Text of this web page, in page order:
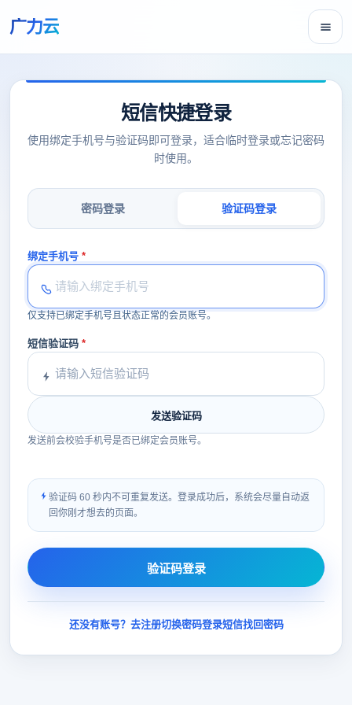
广力云
短信快捷登录
使用绑定手机号与验证码即可登录，适合临时登录或忘记密码
时使用。
密码登录 验证码登录
绑定手机号
仅支持已绑定手机号且状态正常的会员账号。
短信验证码
发送验证码
发送前会校验手机号是否已绑定会员账号。
验证码 60 秒内不可重复发送。登录成功后，系统会尽量自动返
回你刚才想去的页面。
验证码登录
还没有账号？去注册切换密码登录短信找回密码